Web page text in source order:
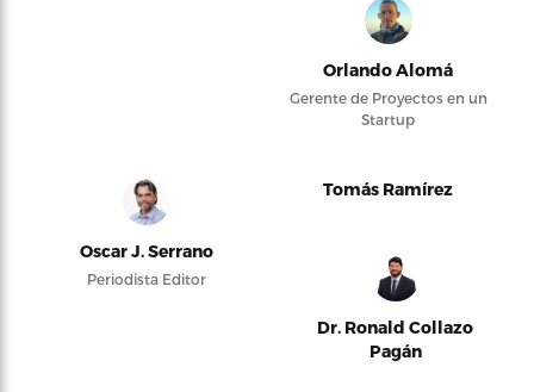
Orlando Alomá
Gerente de Proyectos en un
Startup
Oscar J. Serrano
Periodista Editor
Tomás Ramírez
Dr. Ronald Collazo
Pagán